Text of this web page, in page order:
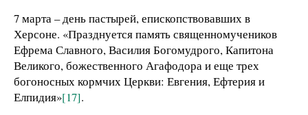
7 марта – день пастырей, епископствовавших в
Херсоне. «Празднуется память священномучеников
Ефрема Славного, Василия Богомудрого, Капитона
Великого, божественного Агафодора и еще трех
богоносных кормчих Церкви: Евгения, Ефтерия и
Елпидия»[17].